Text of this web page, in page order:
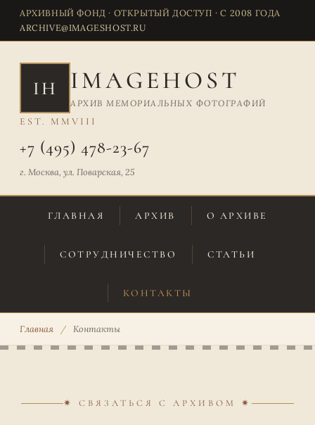
АРХИВНЫЙ ФОНД · ОТКРЫТЫЙ ДОСТУП · С 2008 ГОДА
ARCHIVE@IMAGESHOST.RU
IH IMAGEHOST
АРХИВ МЕМОРИАЛЬНЫХ ФОТОГРАФИЙ
EST. MMVIII
+7 (495) 478-23-67
г. Москва, ул. Поварская, 25
ГЛАВНАЯ АРХИВ О АРХИВЕ
СОТРУДНИЧЕСТВО СТАТЬИ
КОНТАКТЫ
Главная / Контакты
✷ СВЯЗАТЬСЯ С АРХИВОМ ✷